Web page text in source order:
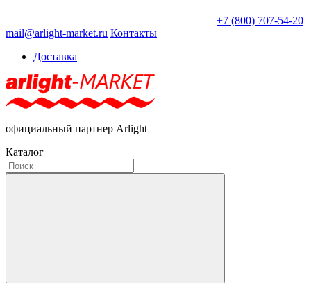
+7 (800) 707-54-20
mail@arlight-market.ru Контакты
Доставка
официальный партнер Arlight
Каталог